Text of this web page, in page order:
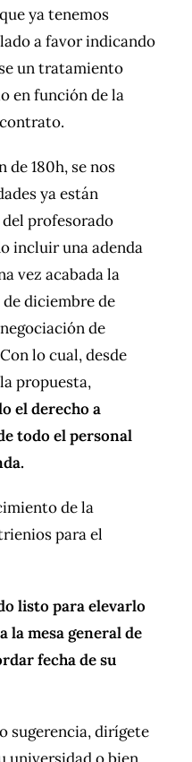
ya tenemos
a favor indicando
un tratamiento
en función de la
de 180h, se nos
ya están
profesorado
incluir una adenda
vez acabada la
diciembre de
de
lo cual, desde
propuesta,
el derecho a
todo el personal
de la
para el
listo para elevarlo
la mesa general de
fecha de su
sugerencia, dirígete